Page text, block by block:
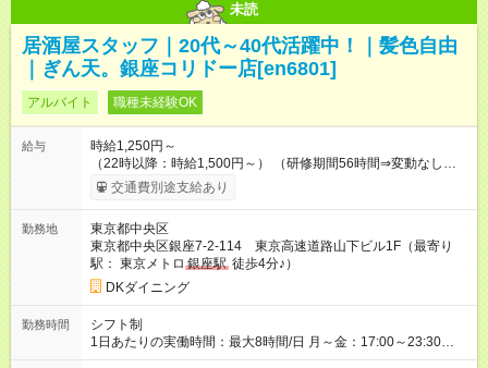
未読
居酒屋スタッフ｜20代～40代活躍中！｜髪色自由
｜ぎん天。銀座コリドー店[en6801]
アルバイト 職種未経験OK
給与
時給1,250円～
（22時以降：時給1,500円～） （研修期間56時間⇒変動なし） ■
食事補助あり⇒1食200円 ■友人紹介制度あり⇒1人紹介につき最
大3万円支給！ 【試用期間】試用期間なし
交通費別途支給あり
勤務地
東京都中央区
東京都中央区銀座7-2-114 東京高速道路山下ビル1F（最寄り
駅： 東京メトロ 銀座駅 徒歩4分♪）
DKダイニング
勤務時間
シフト制
1日あたりの実働時間：最大8時間/日 月～金：17:00～23:30
土：14:00～翌5:00 祝前日：17:00～翌5:00 日祝日：14:00～